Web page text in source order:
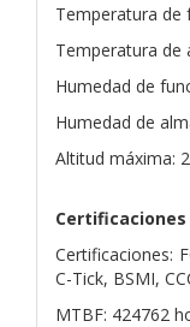
Temperatura de
Temperatura de
Humedad de
Humedad de
Altitud máxima:
Certificaciones
Certificaciones:
C-Tick, BSMI,
MTBF: 424762